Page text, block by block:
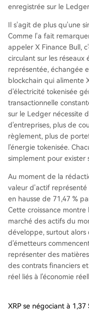
enregistrée sur le
Il s'agit de plus qu'une
Comme l'a fait
appeler X Finance Bull,
circulant sur les réseaux
représentée, échangée
blockchain qui alimente
d'électricité tokenisée
transactionnelle
sur le Ledger nécessite
d'entreprises, plus de
règlement, plus de
l'énergie tokenisée.
simplement pour exister
Au moment de la
valeur d'actif représenté
en hausse de 71,47 %
Cette croissance
marché des actifs du
développe, surtout alors
d'émetteurs
représenter des
des contrats financiers
réel liés à l'économie
XRP se négociant à 1,37